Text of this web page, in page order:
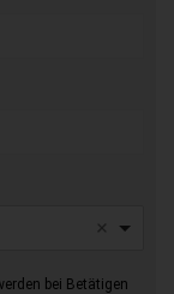
bei Betätigen